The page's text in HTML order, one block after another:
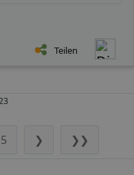
Teilen
5 ❯ ❯❯